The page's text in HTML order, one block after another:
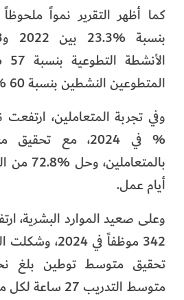
كما أظهر التقرير نمواً
المتطوعين النشطين بنسبة 60 %.
% في 2024، مع
أيام عمل.
وعلى صعيد الموارد البشرية،
متوسط التدريب 27 ساعة لكل موظف سنوياً.